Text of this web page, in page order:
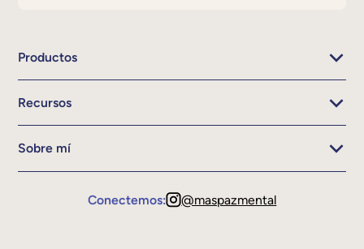
Productos
Recursos
Sobre mí
Conectemos: @maspazmental